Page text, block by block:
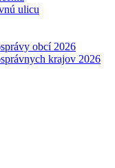
ulicu
obcí 2026
krajov 2026